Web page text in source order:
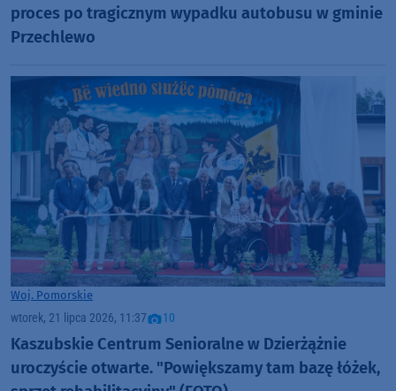
proces po tragicznym wypadku autobusu w gminie
Przechlewo
Woj. Pomorskie
wtorek, 21 lipca 2026, 11:37 10
Kaszubskie Centrum Senioralne w Dzierżążnie
uroczyście otwarte. "Powiększamy tam bazę łóżek,